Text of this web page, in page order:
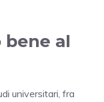
bene al
universitari, fra